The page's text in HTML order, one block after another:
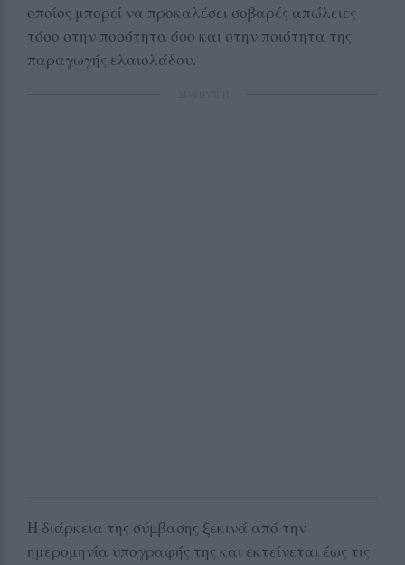
οποίος μπορεί να προκαλέσει σοβαρές απώλειες
τόσο στην ποσότητα όσο και στην ποιότητα της
παραγωγής ελαιολάδου.
Η διάρκεια της σύμβασης ξεκινά από την
ημερομηνία υπογραφής της και εκτείνεται έως τις